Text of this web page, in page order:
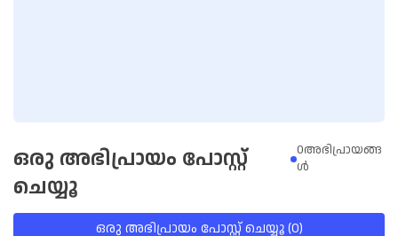
ഒരു അഭിപ്രായം പോസ്റ്റ്
ചെയ്യൂ
0അഭിപ്രായങ്ങ
ള്‍
ഒരു അഭിപ്രായം പോസ്റ്റ് ചെയ്യൂ (0)